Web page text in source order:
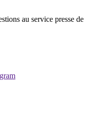
au service presse de